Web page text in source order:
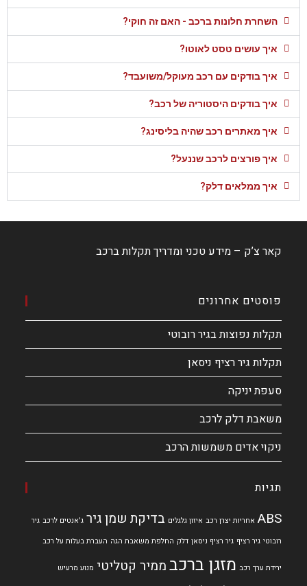
השחרת חלונות ברכב - האם זה חוקי?
איך עושים טסט לאוטו?
איך בודקים עם רכב מעוקל/משועבד?
איך בודקים היסטוריה של רכב?
איך מאתרים רכב שהיה בליסינג?
איך פורצים לרכב שננעל?
איך ממלאים דלק?
קאר צ’ק – מידע טכני ומדריך תקלות ברכב
פוסטים אחרונים
תקלות נפוצות בגיר רובוטי
תקלות גיר רציף ניסאן
סעפת יניקה
משאבת דלק לרכב
ניקוי אדים משמשות הרכב
תגיות
ABS אחריות יצרן רכב איזון גלגלים בדיקת שמן גיר ג'אנטים לרכב גיר
רובוטי גיר רציף גיר רציף ניסאן דלק החלפת משאבת הגה העברת בעלות על רכב
ירידת ערך רכב מזגן ברכבממיר קטליטי מנוע מרעיש